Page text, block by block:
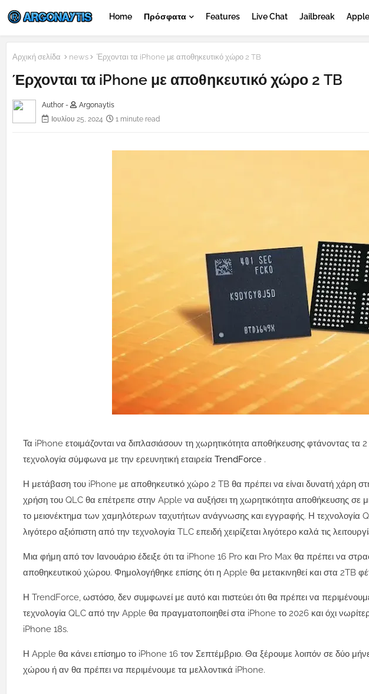
Home Πρόσφατα Features Live Chat Jailbreak
Αρχική σελίδα news Έρχονται τα iPhone με αποθηκευτικό χώρο 2 TB
Έρχονται τα iPhone με αποθηκευτικό χώρο 2 TB
Author -
Argonaytis
Ιουλίου 25, 2024
1 minute read
Τα iPhone ετοιμάζονται να διπλασιάσουν τη χωρητικότητα αποθήκευσης φτάνοντας τα
τεχνολογία σύμφωνα με την ερευνητική εταιρεία TrendForce .
Η μετάβαση του iPhone με αποθηκευτικό χώρο 2 TB θα πρέπει να είναι δυνατή χάρη
χρήση του QLC θα επέτρεπε στην Apple να αυξήσει τη χωρητικότητα αποθήκευσης σε
το μειονέκτημα των χαμηλότερων ταχυτήτων ανάγνωσης και εγγραφής. Η τεχνολογία
λιγότερο αξιόπιστη από την τεχνολογία TLC επειδή χειρίζεται λιγότερο καλά τις
Μια φήμη από τον Ιανουάριο έδειξε ότι τα iPhone 16 Pro και Pro Max θα πρέπει να
αποθηκευτικού χώρου. Φημολογήθηκε επίσης ότι η Apple θα μετακινηθεί και στα 2TB
Η TrendForce, ωστόσο, δεν συμφωνεί με αυτό και πιστεύει ότι θα πρέπει να
τεχνολογία QLC από την Apple θα πραγματοποιηθεί στα iPhone το 2026 και όχι
iPhone 18s.
Η Apple θα κάνει επίσημο το iPhone 16 τον Σεπτέμβριο. Θα ξέρουμε λοιπόν σε δύο
χώρου ή αν θα πρέπει να περιμένουμε τα μελλοντικά iPhone.